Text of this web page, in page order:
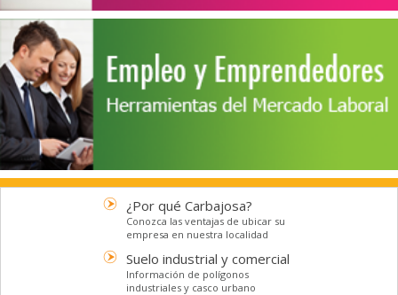
¿Por qué Carbajosa?
Conozca las ventajas de ubicar su
empresa en nuestra localidad
Suelo industrial y comercial
Información de polígonos
industriales y casco urbano